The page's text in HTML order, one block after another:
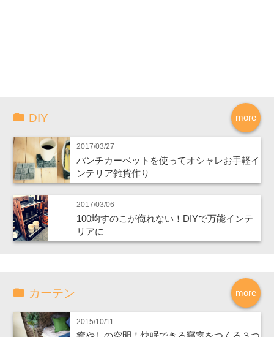
more
DIY
2017/03/27
パンチカーペットを使ってオシャレお手軽イ
ンテリア雑貨作り
2017/03/06
100均すのこが侮れない！DIYで万能インテ
リアに
more
カーテン
2015/10/11